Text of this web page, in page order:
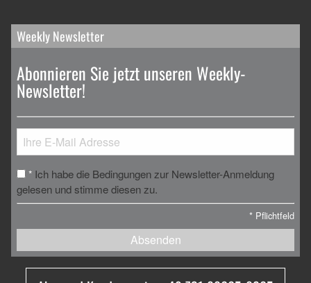
Weekly Newsletter
Abonnieren Sie jetzt unseren Weekly-
Newsletter!
* Ich habe die Bedingungen zur Newsletter-Anmeldung
gelesen und stimme diesen zu.
* Pflichtfeld
Absenden